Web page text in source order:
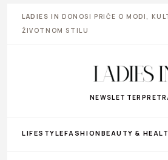
LADIES IN DONOSI PRIČE O MODI,
ŽIVOTNOM STILU
NEWSLETTER
LIFESTYLEFASHIONBEAUTY &